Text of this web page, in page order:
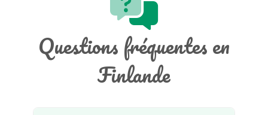
Questions fréquentes en
Finlande